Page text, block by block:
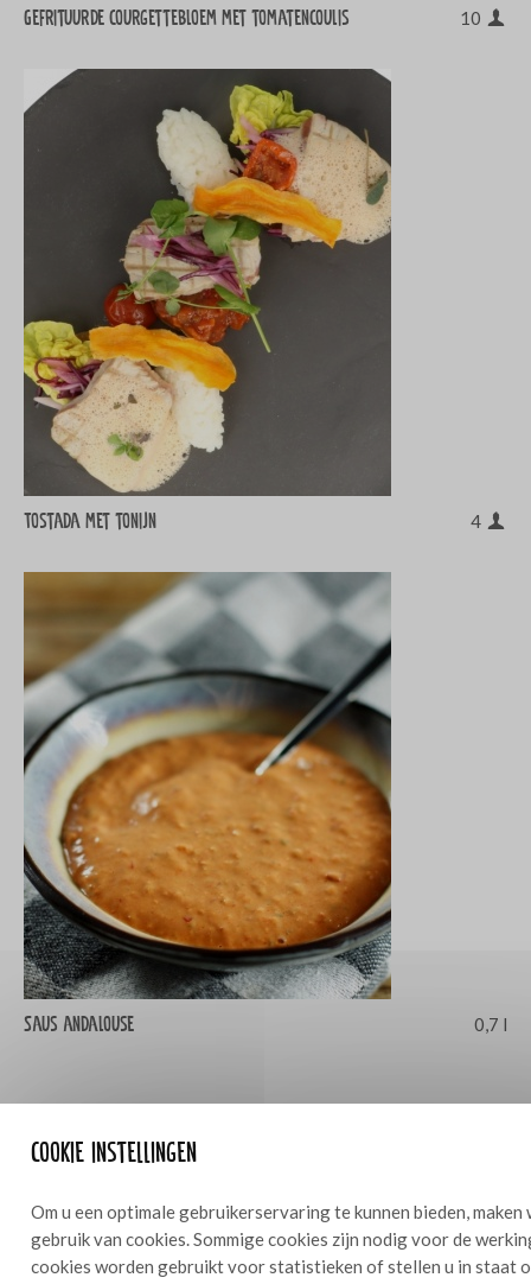
Cookie instellingen
Om u een optimale gebruikerservaring te kunnen bieden,
gebruik van cookies. Sommige cookies zijn nodig voor de
cookies worden gebruikt voor statistieken of stellen u in staat
Gefrituurde courgettebloem met tomatencoulis 10
Tostada met tonijn 4
Saus andalouse 0,7 l
Probeer ook gerechten met deze heerlijke producten